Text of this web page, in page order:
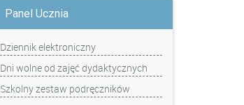
Panel Ucznia
Dziennik elektroniczny
Dni wolne od zajęć dydaktycznych
Szkolny zestaw podręczników